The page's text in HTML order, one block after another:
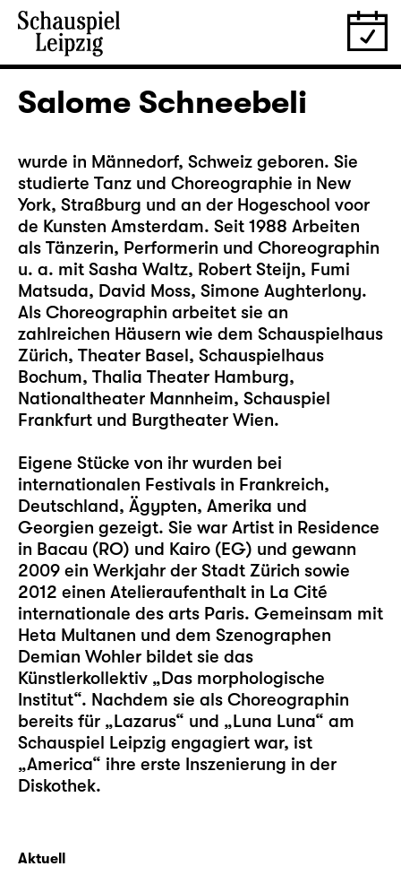
Salome Schneebeli
wurde in Männedorf, Schweiz geboren. Sie
studierte Tanz und Choreographie in New
York, Straßburg und an der Hogeschool voor
de Kunsten Amsterdam. Seit 1988 Arbeiten
als Tänzerin, Performerin und Choreographin
u. a. mit Sasha Waltz, Robert Steijn, Fumi
Matsuda, David Moss, Simone Aughterlony.
Als Choreographin arbeitet sie an
zahlreichen Häusern wie dem Schauspielhaus
Zürich, Theater Basel, Schauspielhaus
Bochum, Thalia Theater Hamburg,
Nationaltheater Mannheim, Schauspiel
Frankfurt und Burgtheater Wien.
Eigene Stücke von ihr wurden bei
internationalen Festivals in Frankreich,
Deutschland, Ägypten, Amerika und
Georgien gezeigt. Sie war Artist in Residence
in Bacau (RO) und Kairo (EG) und gewann
2009 ein Werkjahr der Stadt Zürich sowie
2012 einen Atelieraufenthalt in La Cité
internationale des arts Paris. Gemeinsam mit
Heta Multanen und dem Szenographen
Demian Wohler bildet sie das
Künstlerkollektiv „Das morphologische
Institut“. Nachdem sie als Choreographin
bereits für „Lazarus“ und „Luna Luna“ am
Schauspiel Leipzig engagiert war, ist
„America“ ihre erste Inszenierung in der
Diskothek.
Aktuell